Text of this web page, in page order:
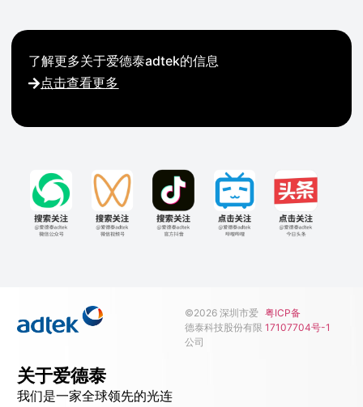
了解更多关于爱德泰adtek的信息
点击查看更多
关于爱德泰
我们是一家全球领先的光连
©2026 深圳市爱
德泰科技股份有限
公司
粤ICP备
17107704号-1